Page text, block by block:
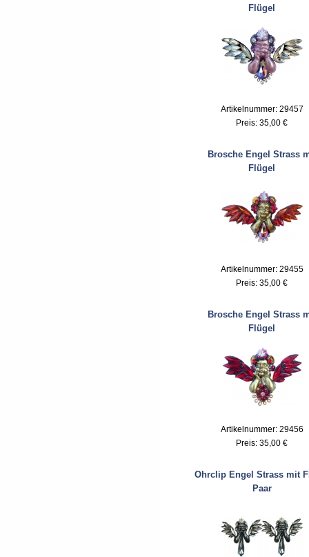
Flügel
Artikelnummer: 29457
Preis: 35,00 €
Brosche Engel Strass
Flügel
Artikelnummer: 29455
Preis: 35,00 €
Brosche Engel Strass
Flügel
Artikelnummer: 29456
Preis: 35,00 €
Ohrclip Engel Strass mit
Paar